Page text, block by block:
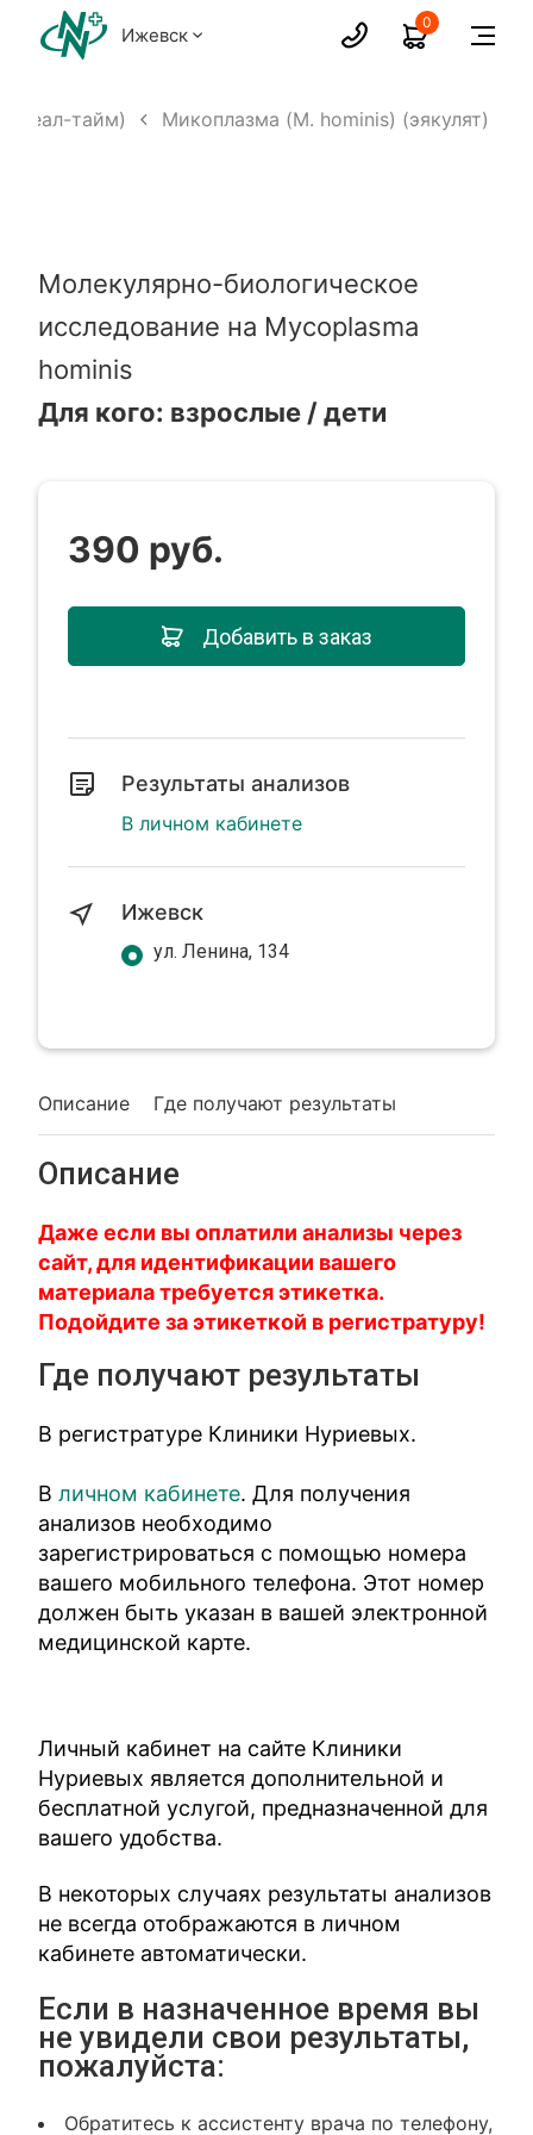
Ижевск
0
реал-тайм) Микоплазма (M. hominis) (эякулят)
Молекулярно-биологическое
исследование на Mycoplasma
hominis
Для кого: взрослые / дети
Описание Где получают результаты
Описание
Даже если вы оплатили анализы через
сайт, для идентификации вашего
материала требуется этикетка.
Подойдите за этикеткой в регистратуру!
Где получают результаты
В регистратуре Клиники Нуриевых.
Вличном кабинете. Для получения
анализов необходимо
зарегистрироваться с помощью номера
вашего мобильного телефона. Этот номер
должен быть указан в вашей электронной
медицинской карте.
Личный кабинет на сайте Клиники
Нуриевых является дополнительной и
бесплатной услугой, предназначенной для
вашего удобства.
В некоторых случаях результаты анализов
не всегда отображаются в личном
кабинете автоматически.
Если в назначенное время вы
не увидели свои результаты,
пожалуйста:
Обратитесь к ассистенту врача по телефону,
390 руб.
Добавить в заказ
Результаты анализов
В личном кабинете
Ижевск
ул. Ленина, 134